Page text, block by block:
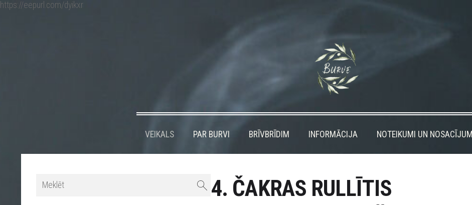
https://eepurl.com/dyikxr
VEIKALS PAR BURVI BRĪVBRĪDIM INFORMĀCIJA NOTEIKUMI UN NOSACĪJUMI
4. ČAKRAS RULLĪTIS